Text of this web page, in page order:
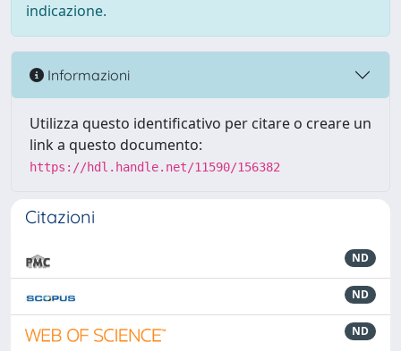
indicazione.
Informazioni
Utilizza questo identificativo per citare o creare un
link a questo documento:
https://hdl.handle.net/11590/156382
Citazioni
ND
ND
ND